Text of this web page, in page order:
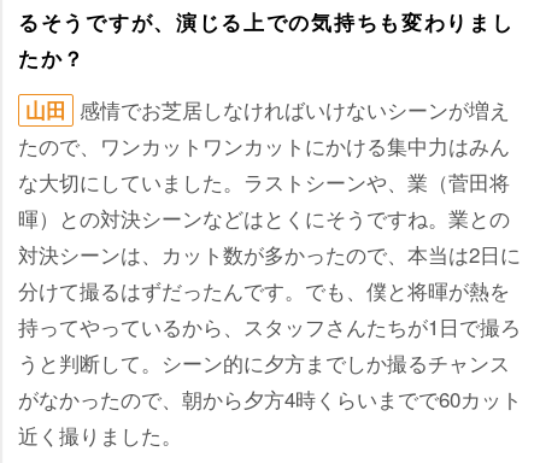
るそうですが、演じる上での気持ちも変わりまし
たか？
山田 感情でお芝居しなければいけないシーンが増え
たので、ワンカットワンカットにかける集中力はみん
な大切にしていました。ラストシーンや、業（菅田将
暉）との対決シーンなどはとくにそうですね。業との
対決シーンは、カット数が多かったので、本当は2日に
分けて撮るはずだったんです。でも、僕と将暉が熱を
持ってやっているから、スタッフさんたちが1日で撮ろ
うと判断して。シーン的に夕方までしか撮るチャンス
がなかったので、朝から夕方4時くらいまでで60カット
近く撮りました。